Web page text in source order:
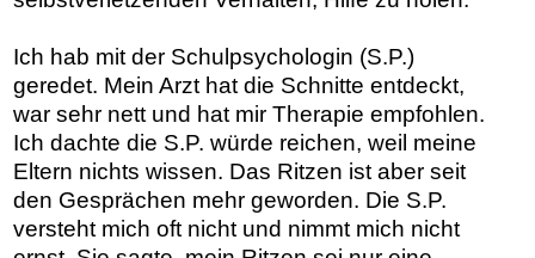
Ich hab mit der Schulpsychologin (S.P.)
geredet. Mein Arzt hat die Schnitte entdeckt,
war sehr nett und hat mir Therapie empfohlen.
Ich dachte die S.P. würde reichen, weil meine
Eltern nichts wissen. Das Ritzen ist aber seit
den Gesprächen mehr geworden. Die S.P.
versteht mich oft nicht und nimmt mich nicht